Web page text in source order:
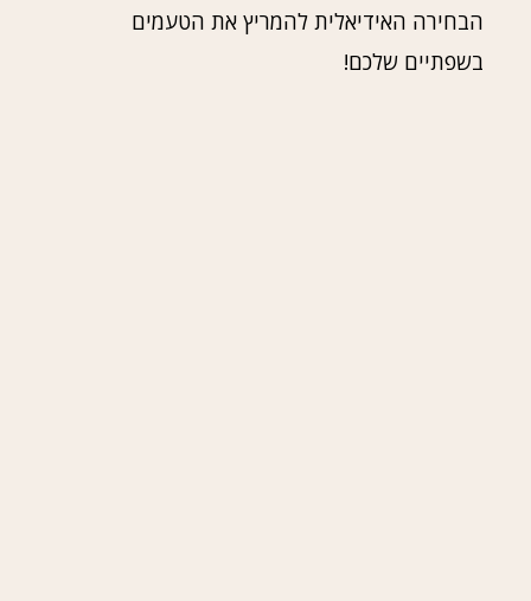
הבחירה האידיאלית להמריץ את הטעמים
בשפתיים שלכם!